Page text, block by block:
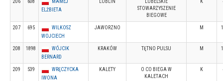
206 608
MAMEJ
ELŻBIETA
LUBLIN
LUBELSKIE
STOWARZYSZENIE
BIEGOWE
K
207 695
WILKOSZ
WOJCIECH
JAWORZNO M
208 1898
WÓJCIK
BERNARD
KRAKÓW TĘTNO PULSU M
209 539
WRĘCZYCKA
IWONA
KALETY
O CO BIEGA W
KALETACH
K